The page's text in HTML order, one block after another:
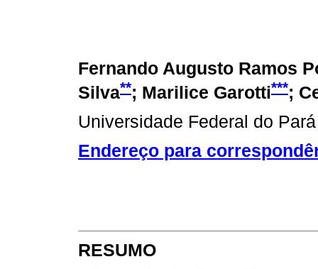
Fernando Augusto Ramos
Silva**; Marilice Garotti***;
Universidade Federal do Pará
Endereço para
RESUMO